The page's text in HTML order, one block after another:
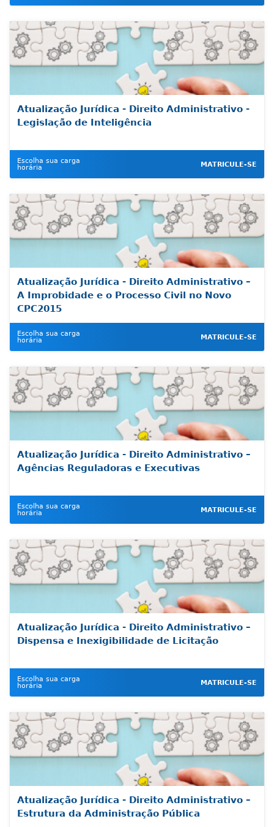
Atualização Jurídica - Direito Administrativo -
Legislação de Inteligência
Escolha sua carga
horária
MATRICULE-SE
Atualização Jurídica - Direito Administrativo –
A Improbidade e o Processo Civil no Novo
CPC2015
Escolha sua carga
horária
MATRICULE-SE
Atualização Jurídica - Direito Administrativo –
Agências Reguladoras e Executivas
Escolha sua carga
horária
MATRICULE-SE
Atualização Jurídica - Direito Administrativo –
Dispensa e Inexigibilidade de Licitação
Escolha sua carga
horária
MATRICULE-SE
Atualização Jurídica - Direito Administrativo –
Estrutura da Administração Pública